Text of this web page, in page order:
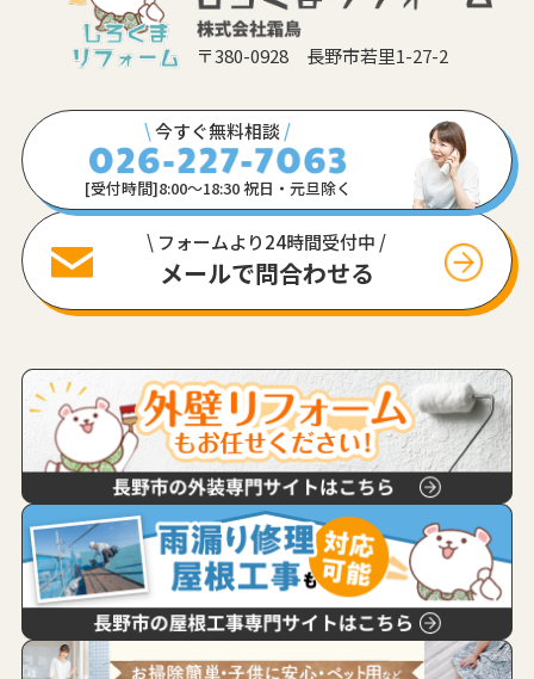
〒380-0928 長野市若里1-27-2
\今すぐ無料相談/
[受付時間]8:00〜18:30 祝日・元旦除く
\ フォームより24時間受付中 /
メールで問合わせる